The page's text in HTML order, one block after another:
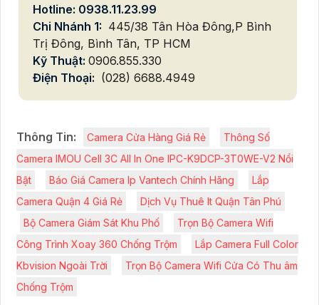
Hotline: 0938.11.23.99
Chi Nhánh 1: 445/38 Tân Hòa Đông,P Bình
Trị Đông, Bình Tân, TP HCM
Kỹ Thuật: 0906.855.330
Điện Thoại: (028) 6688.4949
Thông Tin: Camera Cửa Hàng Giá Rẻ
Thông Số
Camera IMOU Cell 3C All In One IPC-K9DCP-3T0WE-V2 Nổi
Bật
Báo Giá Camera Ip Vantech Chính Hãng
Lắp
Camera Quận 4 Giá Rẻ
Dịch Vụ Thuê It Quận Tân Phú
Bộ Camera Giám Sát Khu Phố
Trọn Bộ Camera Wifi
Công Trình Xoay 360 Chống Trộm
Lắp Camera Full Color
Kbvision Ngoài Trời
Trọn Bộ Camera Wifi Cửa Có Thu âm
Chống Trộm